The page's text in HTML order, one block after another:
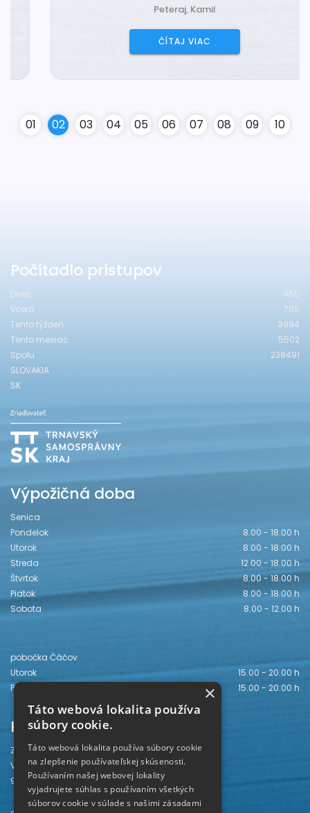
Peteraj, Kamil
ČÍTAJ VIAC
01 02 03 04 05 06 07 08 09 10
Počítadlo prístupov
Dnes
465
Včera
785
Tento týždeň
3994
Tento mesiac
5502
Spolu
238491
SLOVAKIA
SK
Výpožičná doba
Senica
Pondelok
8.00 - 18.00 h
Utorok
8.00 - 18.00 h
Streda
12.00 - 18.00 h
Štvrtok
8.00 - 18.00 h
Piatok
8.00 - 18.00 h
Sobota
8.00 - 12.00 h
pobočka Čáčov
Utorok
15.00 - 20.00 h
Piatok
15.00 - 20.00 h
Kontakt
Záhorská knižnica
Vajanského 28
905 01 Senica
×
Táto webová lokalita používa
súbory cookie.
Táto webová lokalita používa súbory cookie
na zlepšenie používateľskej skúsenosti.
Používaním našej webovej lokality
vyjadrujete súhlas s používaním všetkých
súborov cookie v súlade s našimi zásadami